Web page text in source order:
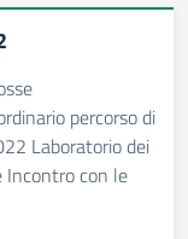
percorso di
Laboratorio dei
Incontro con le